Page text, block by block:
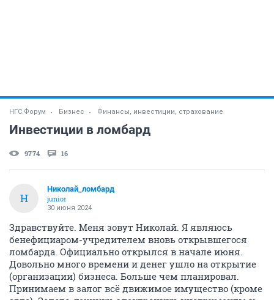
НГС.Форум Бизнес Финансы, инвестиции, страхование
Инвестиции в ломбард
9774 16
Н
Николай_ломбард
junior
30 июня 2024
Здравствуйте. Меня зовут Николай. Я являюсь
бенефициаром-учредителем вновь открывшегося
ломбарда. Официально открылся в начале июня.
Довольно много времени и денег ушло на открытие
(организации) бизнеса. Больше чем планировал.
Принимаем в залог всё движимое имущество (кроме